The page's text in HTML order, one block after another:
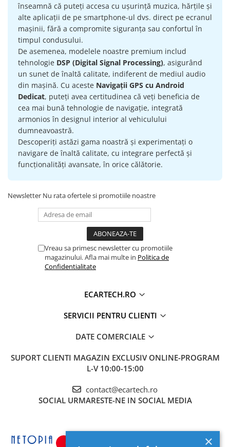
Navigatii Jeep
Navigatii Porsche
Navigatii Land Rover
Navigatii Iveco
Navigatii Chrysler
Navigatie universala
Playere auto
Navigatii 2 DIN
Navigatii 1 DIN
Navigatie GPS Portabil
CarPlay&Android Auto
Camera Marsarier
Rama adaptare
Camera marsarier dedicata
Rame adaptare 2DIN
Camera frontala
Suport Telefon
Senzori Parcare
Modulatoare Auto FM
înseamnă că puteți accesa cu ușurință muzica, hărțile și
alte aplicații de pe smartphone-ul dvs. direct pe ecranul
mașinii, fără a compromite siguranța sau confortul în
timpul condusului.
De asemenea, modelele noastre premium includ
tehnologie DSP (Digital Signal Processing), asigurând
un sunet de înaltă calitate, indiferent de mediul audio
din mașină. Cu aceste Navigații GPS cu Android
Dedicat, puteți avea certitudinea că veți beneficia de
cea mai bună tehnologie de navigație, integrată
armonios în designul interior al vehiculului
dumneavoastră.
Descoperiți astăzi gama noastră și experimentați o
navigare de înaltă calitate, cu integrare perfectă și
funcționalități avansate, în orice călătorie.
Newsletter Nu rata ofertele si promotiile noastre
Vreau sa primesc newsletter cu promotiile
magazinului. Afla mai multe in Politica de
Confidentialitate
ECARTECH.RO
SERVICII PENTRU CLIENTI
DATE COMERCIALE
SUPORT CLIENTI MAGAZIN EXCLUSIV ONLINE-PROGRAM
L-V 10:00-15:00
contact@ecartech.ro
SOCIAL URMARESTE-NE IN SOCIAL MEDIA
×